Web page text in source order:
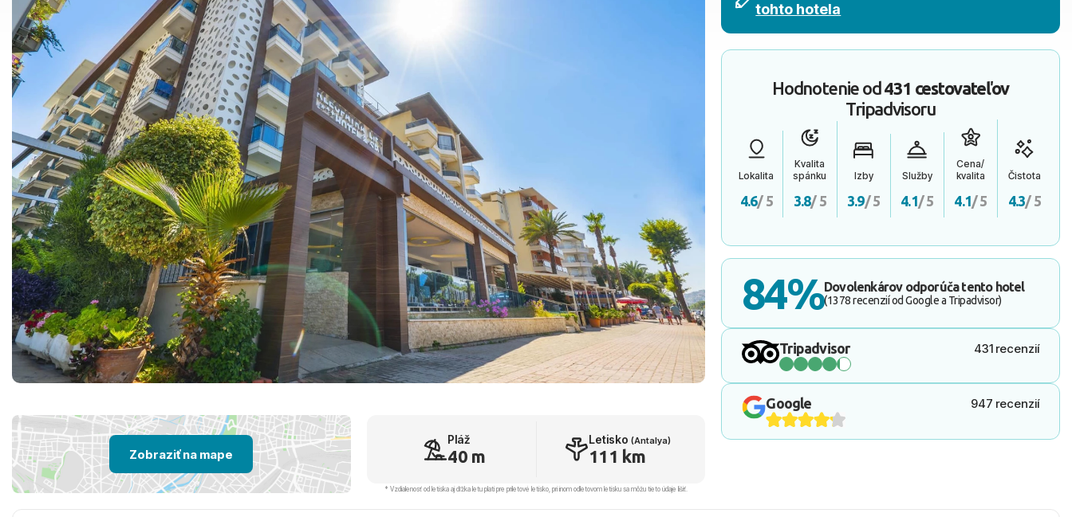
tohto hotela
Hodnotenie od431 cestovateľov
Tripadvisoru
Lokalita
4.6/ 5
Kvalita
spánku
3.8/ 5
Izby
3.9/ 5
Služby
4.1/ 5
Cena/
kvalita
4.1/ 5
Čistota
4.3/ 5
84%Dovolenkárov odporúča tento hotel
(1378 recenzií od Google a Tripadvisor)
Tripadvisor 431 recenzií
Google 947 recenzií
Zobraziť na mape
Pláž
40 m
Letisko(Antalya)
111 km
* Vzdialenosť od letiska aj dľžka letu platí pre príletové letisko, pri inom odletovom letisku sa môžu tieto údaje líšiť.